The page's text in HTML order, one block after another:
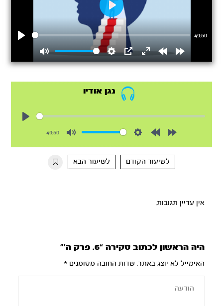
49:50
Mute Settings
PIP
EnterRewindForward
Play
נגן אודיו
49:50
10s
10s
לשיעור הקודם
לשיעור הבא
אין עדיין תגובות.
היה הראשון לכתוב סקירה “6. פרק ה’”
האימייל לא יוצג באתר. שדות החובה מסומנים*